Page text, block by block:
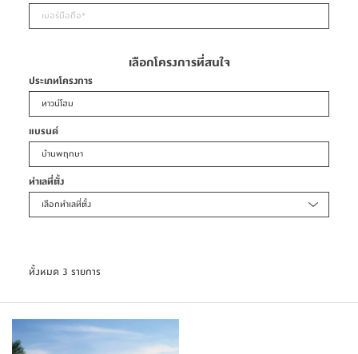
เลือกโครงการที่สนใจ
ประเภทโครงการ
ทาวน์โฮม
แบรนด์
บ้านพฤกษา
ทำเลที่ตั้ง
เลือกทำเลที่ตั้ง
ทั้งหมด 3 รายการ